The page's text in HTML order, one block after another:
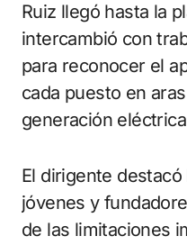
Ruiz llegó hasta la
intercambió con
para reconocer el
cada puesto en
generación
El dirigente
jóvenes y
de las limitaciones